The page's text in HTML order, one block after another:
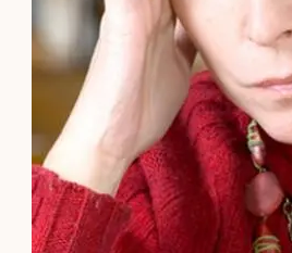
Solicita cita